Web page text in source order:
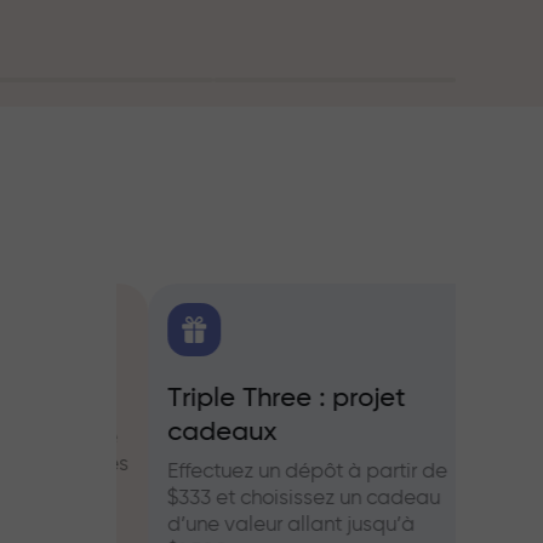
Triple Three : projet
cadeaux
Effectuez un dépôt à partir de
$333 et choisissez un cadeau
d’une valeur allant jusqu’à